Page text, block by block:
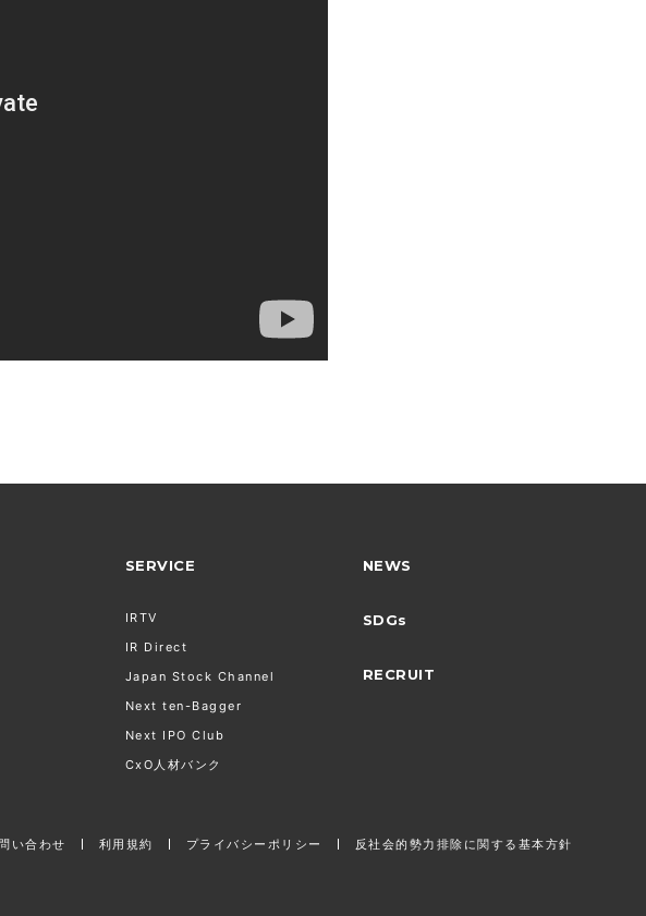
SERVICE
IRTV
IR Direct
Japan Stock Channel
Next ten-Bagger
Next IPO Club
CxO人材バンク
NEWS
SDGs
RECRUIT
い合わせ 利用規約 プライバシーポリシー 反社会的勢力排除に関する基本方針